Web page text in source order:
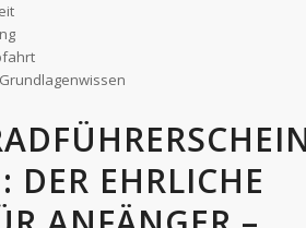
DER EHRLICHE